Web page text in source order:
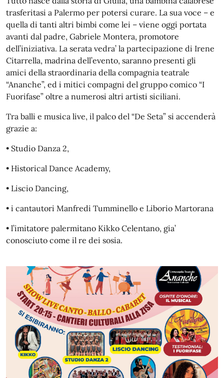
trasferitasi a Palermo per potersi curare. La sua voce – e
quella di tanti altri bimbi come lei – viene oggi portata
avanti dal padre, Gabriele Montera, promotore
dell’iniziativa. La serata vedra’ la partecipazione di Irene
Citarrella, madrina dell’evento, saranno presenti gli
amici della straordinaria della compagnia teatrale
“Ananche”, ed i mitici compagni del gruppo comico “I
Fuorifase” oltre a numerosi altri artisti siciliani.
Tra balli e musica live, il palco del “De Seta” si accenderà
grazie a:
• Studio Danza 2,
• Historical Dance Academy,
• Liscio Dancing,
• i cantautori Manfredi Tumminello e Liborio Martorana
• l’imitatore palermitano Kikko Celentano, gia’
conosciuto come il re dei sosia.